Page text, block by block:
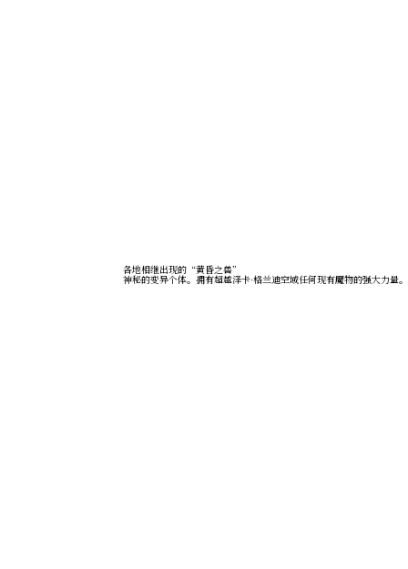
各地相继出现的“黄昏之兽”
神秘的变异个体。拥有超越泽卡·格兰迪空域任何现有魔物的强大力量。